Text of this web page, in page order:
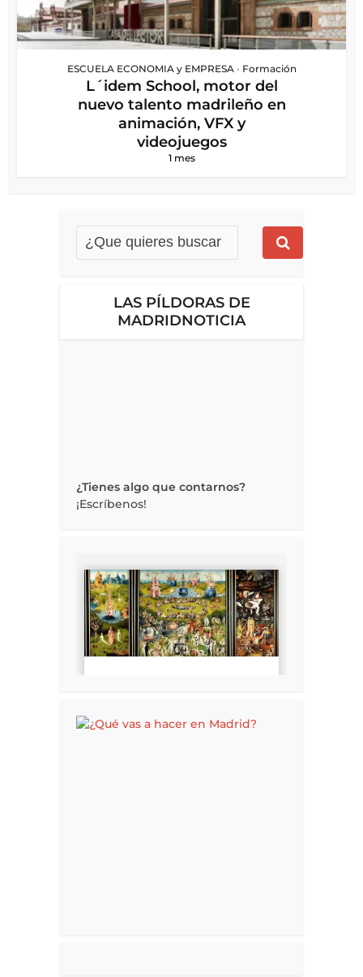
ESCUELA ECONOMIA y EMPRESA • Formación
L´idem School, motor del
nuevo talento madrileño en
animación, VFX y
videojuegos
1 mes
LAS PÍLDORAS DE
MADRIDNOTICIA
¿Tienes algo que contarnos?
¡Escríbenos!